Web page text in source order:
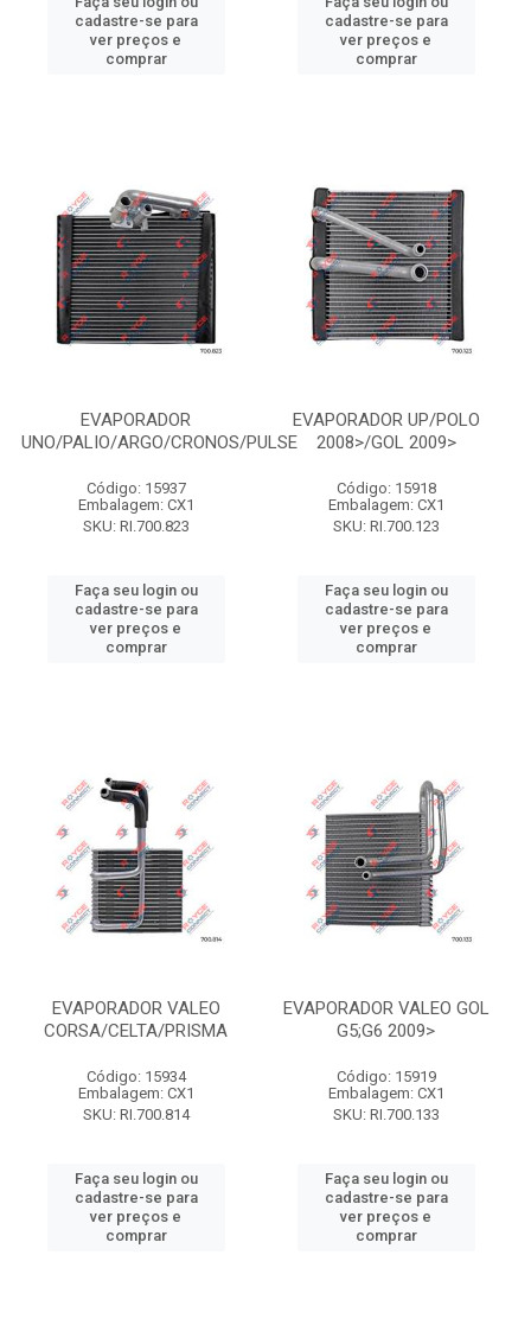
cadastre-se para
ver preços e
comprar
cadastre-se para
ver preços e
comprar
EVAPORADOR
UNO/PALIO/ARGO/CRONOS/PULSE
Código: 15937
Embalagem: CX1
SKU: RI.700.823
Faça seu login ou
cadastre-se para
ver preços e
comprar
EVAPORADOR UP/POLO
2008>/GOL 2009>
Código: 15918
Embalagem: CX1
SKU: RI.700.123
Faça seu login ou
cadastre-se para
ver preços e
comprar
EVAPORADOR VALEO
CORSA/CELTA/PRISMA
Código: 15934
Embalagem: CX1
SKU: RI.700.814
Faça seu login ou
cadastre-se para
ver preços e
comprar
EVAPORADOR VALEO GOL
G5;G6 2009>
Código: 15919
Embalagem: CX1
SKU: RI.700.133
Faça seu login ou
cadastre-se para
ver preços e
comprar